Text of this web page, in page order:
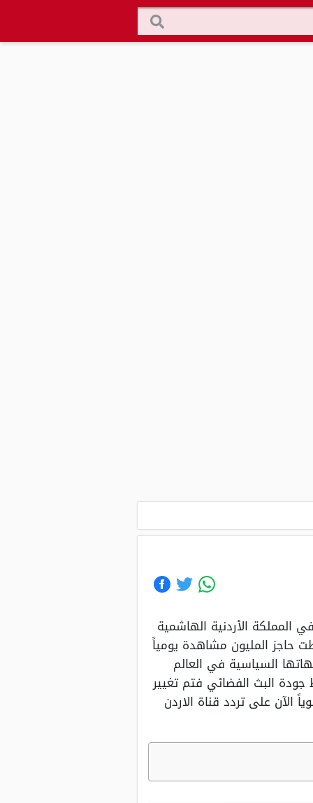
المملكة الأردنية الهاشمية
حاجز المليون مشاهدة يومياً
السياسية في العالم
البث الفضائي فتم تغيير
الآن على تردد قناة الاردن